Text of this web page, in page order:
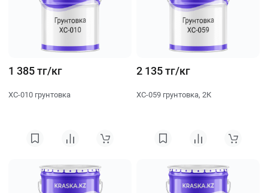
1 385 тг/кг
ХС-010 грунтовка
2 135 тг/кг
ХС-059 грунтовка, 2К